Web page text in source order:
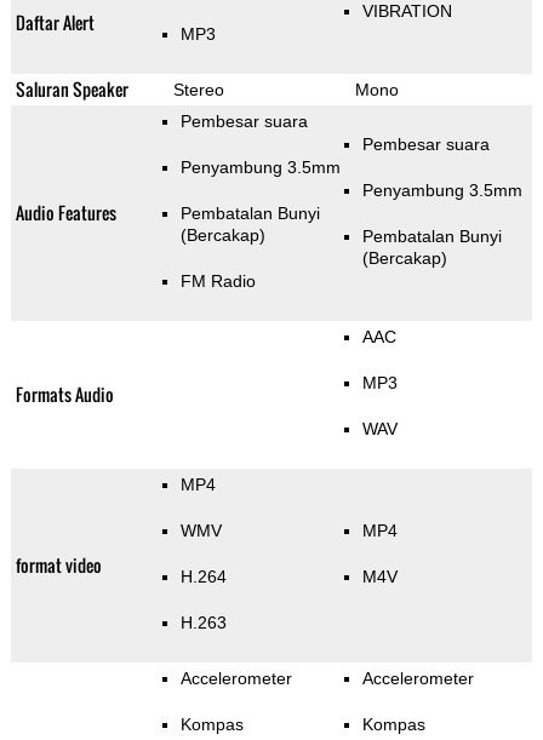
Daftar Alert MP3
VIBRATION
Saluran Speaker Stereo Mono
Audio Features
Pembesar suara
Penyambung 3.5mm
Pembatalan Bunyi
(Bercakap)
FM Radio
Pembesar suara
Penyambung 3.5mm
Pembatalan Bunyi
(Bercakap)
Formats Audio
AAC
MP3
WAV
format video
MP4
WMV
H.264
H.263
MP4
M4V
Accelerometer
Kompas
Accelerometer
Kompas